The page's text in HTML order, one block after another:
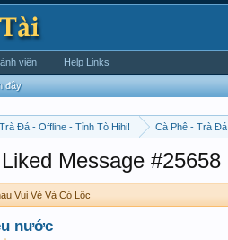
Đá - Offline - Tỉnh Tò Hihi! Cà Phê - Trà Đá
Message #25658
Vui Vẻ Và Có Lộc
nước
đây
viên Help Links